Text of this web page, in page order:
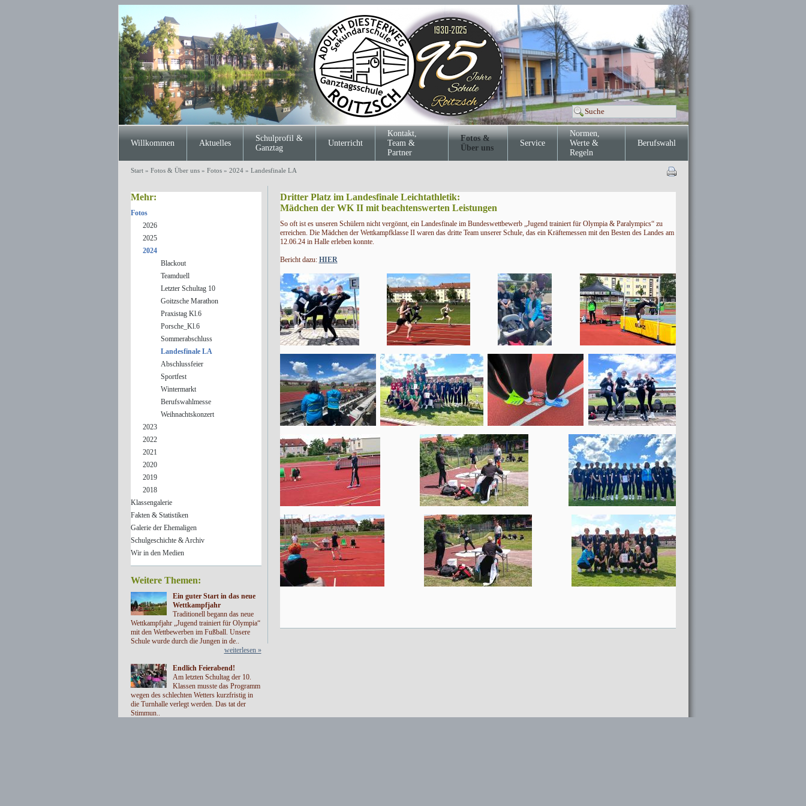
Willkommen Aktuelles
Schulprofil &
Ganztag
Unterricht
Kontakt,
Team &
Partner
Fotos &
Über uns
Service
Normen,
Werte &
Regeln
Berufswahl
Start» Fotos & Über uns» Fotos» 2024» Landesfinale LA
Mehr:
Fotos
2026
2025
2024
Blackout
Teamduell
Letzter Schultag 10
Goitzsche Marathon
Praxistag Kl.6
Porsche_Kl.6
Sommerabschluss
Landesfinale LA
Abschlussfeier
Sportfest
Wintermarkt
Berufswahlmesse
Weihnachtskonzert
2023
2022
2021
2020
2019
2018
Klassengalerie
Fakten & Statistiken
Galerie der Ehemaligen
Schulgeschichte & Archiv
Wir in den Medien
Weitere Themen:
Ein guter Start in das neue
Wettkampfjahr
Traditionell begann das neue
Wettkampfjahr „Jugend trainiert für Olympia“
mit den Wettbewerben im Fußball. Unsere
Schule wurde durch die Jungen in de..
weiterlesen »
Endlich Feierabend!
Am letzten Schultag der 10.
Klassen musste das Programm
wegen des schlechten Wetters kurzfristig in
die Turnhalle verlegt werden. Das tat der
Stimmun..
Dritter Platz im Landesfinale Leichtathletik:
Mädchen der WK II mit beachtenswerten Leistungen
So oft ist es unseren Schülern nicht vergönnt, ein Landesfinale im Bundeswettbewerb „Jugend trainiert für Olympia & Paralympics“ zu
erreichen. Die Mädchen der Wettkampfklasse II waren das dritte Team unserer Schule, das ein Kräftemessen mit den Besten des Landes am
12.06.24 in Halle erleben konnte.
Bericht dazu: HIER